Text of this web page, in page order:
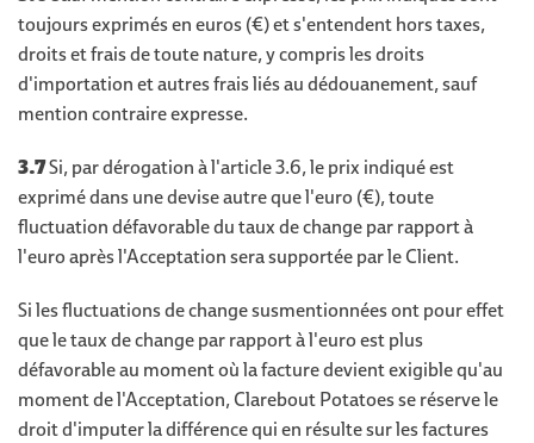
toujours exprimés en euros (€) et s'entendent hors taxes,
droits et frais de toute nature, y compris les droits
d'importation et autres frais liés au dédouanement, sauf
mention contraire expresse.
3.7Si, par dérogation à l'article 3.6, le prix indiqué est
exprimé dans une devise autre que l'euro (€), toute
fluctuation défavorable du taux de change par rapport à
l'euro après l'Acceptation sera supportée par le Client.
Si les fluctuations de change susmentionnées ont pour effet
que le taux de change par rapport à l'euro est plus
défavorable au moment où la facture devient exigible qu'au
moment de l'Acceptation, Clarebout Potatoes se réserve le
droit d'imputer la différence qui en résulte sur les factures